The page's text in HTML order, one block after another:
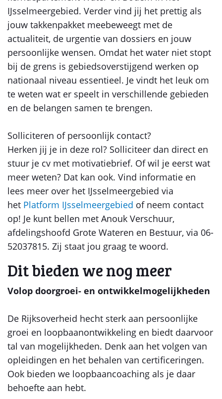
IJsselmeergebied. Verder vind jij het prettig als
jouw takkenpakket meebeweegt met de
actualiteit, de urgentie van dossiers en jouw
persoonlijke wensen. Omdat het water niet stopt
bij de grens is gebiedsoverstijgend werken op
nationaal niveau essentieel. Je vindt het leuk om
te weten wat er speelt in verschillende gebieden
en de belangen samen te brengen.
Solliciteren of persoonlijk contact?
Herken jij je in deze rol? Solliciteer dan direct en
stuur je cv met motivatiebrief. Of wil je eerst wat
meer weten? Dat kan ook. Vind informatie en
lees meer over het IJsselmeergebied via
het Platform IJsselmeergebied of neem contact
op! Je kunt bellen met Anouk Verschuur,
afdelingshoofd Grote Wateren en Bestuur, via 06-
52037815. Zij staat jou graag te woord.
Dit bieden we nog meer
Volop doorgroei- en ontwikkelmogelijkheden
De Rijksoverheid hecht sterk aan persoonlijke
groei en loopbaanontwikkeling en biedt daarvoor
tal van mogelijkheden. Denk aan het volgen van
opleidingen en het behalen van certificeringen.
Ook bieden we loopbaancoaching als je daar
behoefte aan hebt.